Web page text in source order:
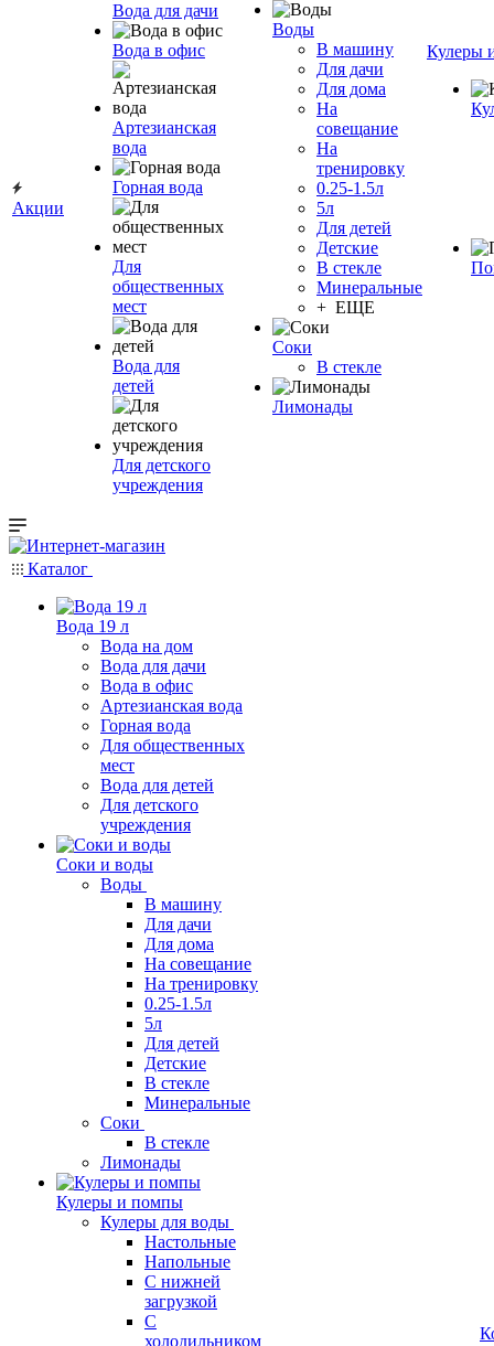
Акции
Вода для дачи
Вода в офис
Артезианская
вода
Горная вода
Для
общественных
мест
Вода для
детей
Для детского
учреждения
Воды
В машину
Для дачи
Для дома
На
совещание
На
тренировку
0.25-1.5л
5л
Для детей
Детские
В стекле
Минеральные
+ ЕЩЕ
Соки
В стекле
Лимонады
Кулеры
Каталог
Вода 19 л
Вода на дом
Вода для дачи
Вода в офис
Артезианская вода
Горная вода
Для общественных
мест
Вода для детей
Для детского
учреждения
Соки и воды
Воды
В машину
Для дачи
Для дома
На совещание
На тренировку
0.25-1.5л
5л
Для детей
Детские
В стекле
Минеральные
Соки
В стекле
Лимонады
Кулеры и помпы
Кулеры для воды
Настольные
Напольные
С нижней
загрузкой
С
холодильником